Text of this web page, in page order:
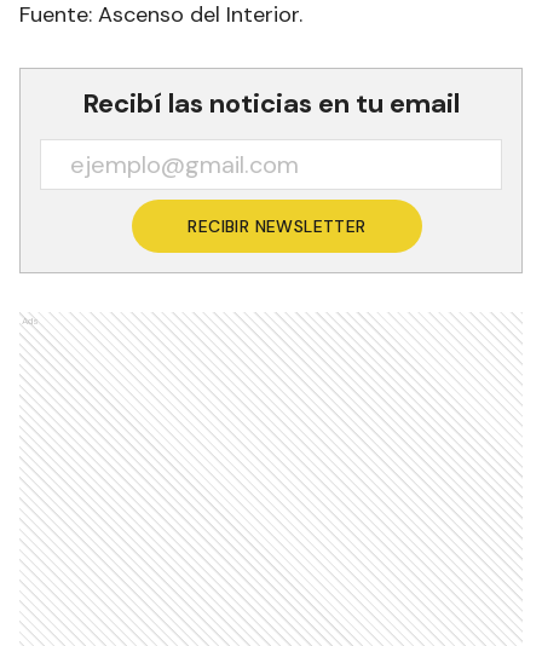
Fuente: Ascenso del Interior.
Recibí las noticias en tu email
RECIBIR NEWSLETTER
Ads